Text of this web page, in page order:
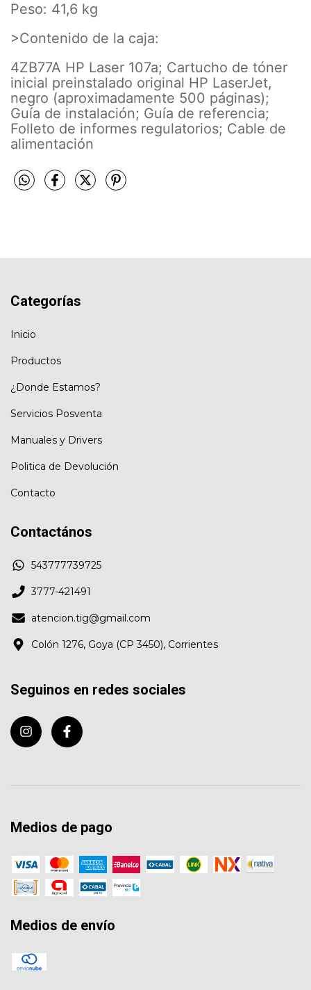
Peso: 41,6 kg
>Contenido de la caja:
4ZB77A HP Laser 107a; Cartucho de tóner
inicial preinstalado original HP LaserJet,
negro (aproximadamente 500 páginas);
Guía de instalación; Guía de referencia;
Folleto de informes regulatorios; Cable de
alimentación
Categorías
Inicio
Productos
¿Donde Estamos?
Servicios Posventa
Manuales y Drivers
Politica de Devolución
Contacto
Contactános
543777739725
3777-421491
atencion.tig@gmail.com
Colón 1276, Goya (CP 3450), Corrientes
Seguinos en redes sociales
Medios de pago
Medios de envío